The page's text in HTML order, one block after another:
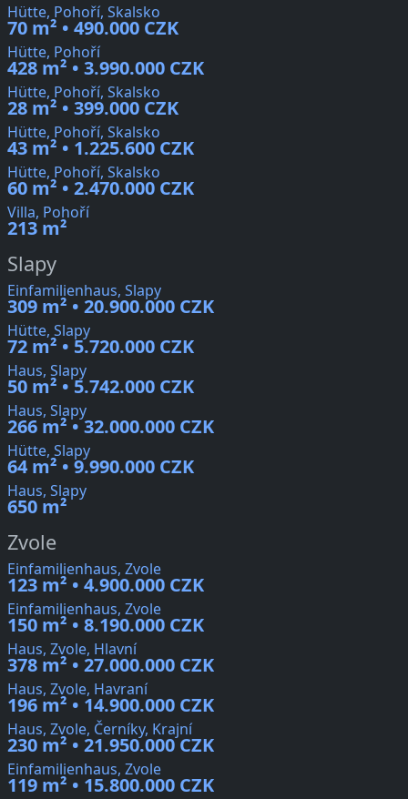
Hütte, Pohoří, Skalsko
70 m² • 490.000 CZK
Hütte, Pohoří
428 m² • 3.990.000 CZK
Hütte, Pohoří, Skalsko
28 m² • 399.000 CZK
Hütte, Pohoří, Skalsko
43 m² • 1.225.600 CZK
Hütte, Pohoří, Skalsko
60 m² • 2.470.000 CZK
Villa, Pohoří
213 m²
Slapy
Einfamilienhaus, Slapy
309 m² • 20.900.000 CZK
Hütte, Slapy
72 m² • 5.720.000 CZK
Haus, Slapy
50 m² • 5.742.000 CZK
Haus, Slapy
266 m² • 32.000.000 CZK
Hütte, Slapy
64 m² • 9.990.000 CZK
Haus, Slapy
650 m²
Zvole
Einfamilienhaus, Zvole
123 m² • 4.900.000 CZK
Einfamilienhaus, Zvole
150 m² • 8.190.000 CZK
Haus, Zvole, Hlavní
378 m² • 27.000.000 CZK
Haus, Zvole, Havraní
196 m² • 14.900.000 CZK
Haus, Zvole, Černíky, Krajní
230 m² • 21.950.000 CZK
Einfamilienhaus, Zvole
119 m² • 15.800.000 CZK